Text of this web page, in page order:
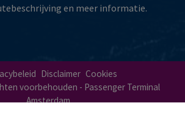
en meer informatie.
voorbehouden - Passenger Terminal
Amsterdam
Disclaimer Cookies